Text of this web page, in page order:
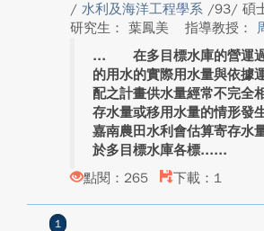
/ 水利及海洋工程學系 /93/ 碩
研究生： 葉鳳美
指導教授：
在多目標水庫的營運
的用水的實際用水量與依據
配之計畫供水量經常不完全
存水量或移用水量的情形發
嘉南農田水利會估算寄存水
於多目標水庫各標...
點閱：265
下載：1
1